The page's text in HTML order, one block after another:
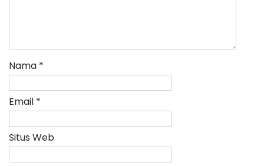
Nama *
Email *
Situs Web